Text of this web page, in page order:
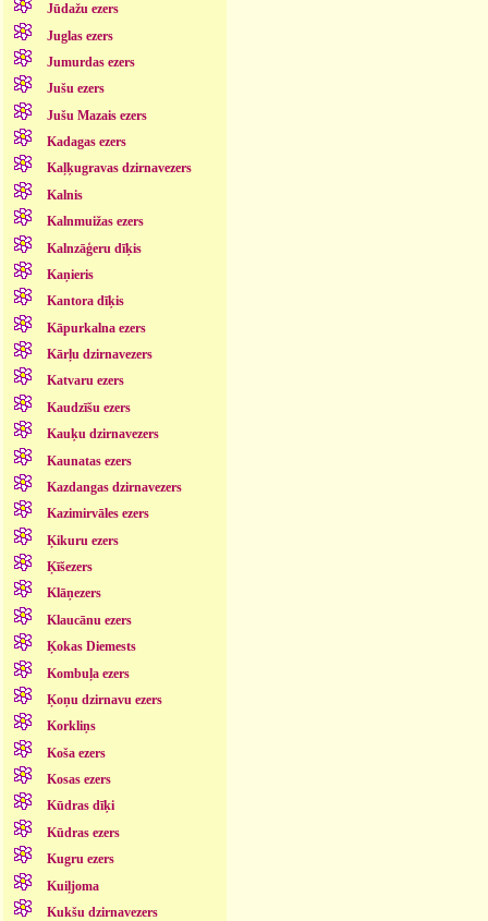
Jūdažu ezers
Juglas ezers
Jumurdas ezers
Jušu ezers
Jušu Mazais ezers
Kadagas ezers
Kaļķugravas dzirnavezers
Kalnis
Kalnmuižas ezers
Kalnzāģeru dīķis
Kaņieris
Kantora dīķis
Kāpurkalna ezers
Kārļu dzirnavezers
Katvaru ezers
Kaudzīšu ezers
Kauķu dzirnavezers
Kaunatas ezers
Kazdangas dzirnavezers
Kazimirvāles ezers
Ķikuru ezers
Ķīšezers
Klāņezers
Klaucānu ezers
Ķokas Diemests
Kombuļa ezers
Ķoņu dzirnavu ezers
Korkliņs
Koša ezers
Kosas ezers
Kūdras dīķi
Kūdras ezers
Kugru ezers
Kuiļjoma
Kukšu dzirnavezers